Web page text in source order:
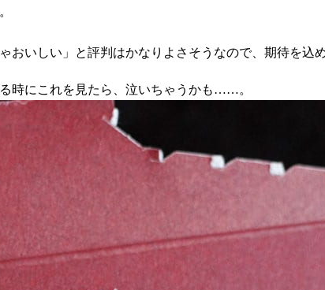
いしい」と評判はかなりよさそうなので、期待を込
時にこれを見たら、泣いちゃうかも……。